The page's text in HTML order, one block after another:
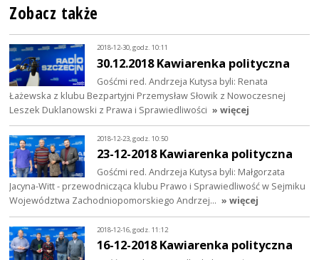
Zobacz także
2018-12-30, godz. 10:11
30.12.2018 Kawiarenka polityczna
Gośćmi red. Andrzeja Kutysa byli: Renata
Łażewska z klubu Bezpartyjni Przemysław Słowik z Nowoczesnej
Leszek Duklanowski z Prawa i Sprawiedliwości » więcej
2018-12-23, godz. 10:50
23-12-2018 Kawiarenka polityczna
Gośćmi red. Andrzeja Kutysa byli: Małgorzata
Jacyna-Witt - przewodnicząca klubu Prawo i Sprawiedliwość w Sejmiku
Województwa Zachodniopomorskiego Andrzej… » więcej
2018-12-16, godz. 11:12
16-12-2018 Kawiarenka polityczna